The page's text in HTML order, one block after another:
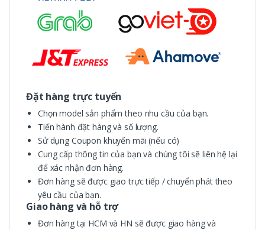
Đặt hàng trực tuyến
Chọn model sản phẩm theo nhu cầu của bạn.
Tiến hành đặt hàng và số lượng.
Sử dụng Coupon khuyến mãi (nếu có)
Cung cấp thông tin của bạn và chúng tôi sẽ liên hệ lại
để xác nhận đơn hàng.
Đơn hàng sẽ được giao trực tiếp / chuyển phát theo
yêu cầu của bạn.
Giao hàng và hỗ trợ
Đơn hàng tại HCM và HN sẽ được giao hàng và